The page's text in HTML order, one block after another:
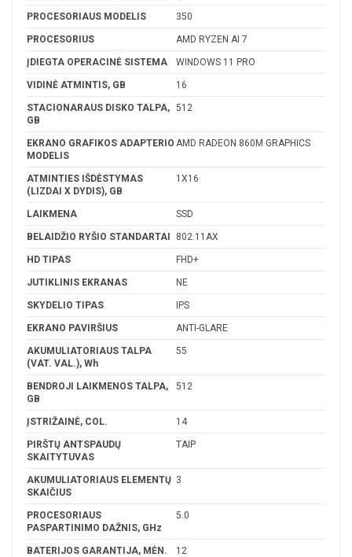
PROCESORIAUS MODELIS 350
PROCESORIUS AMD RYZEN AI 7
ĮDIEGTA OPERACINĖ SISTEMA WINDOWS 11 PRO
VIDINĖ ATMINTIS, GB 16
STACIONARAUS DISKO TALPA,
GB
512
EKRANO GRAFIKOS ADAPTERIO
MODELIS
AMD RADEON 860M GRAPHICS
ATMINTIES IŠDĖSTYMAS
(LIZDAI X DYDIS), GB
1X16
LAIKMENA SSD
BELAIDŽIO RYŠIO STANDARTAI 802.11AX
HD TIPAS FHD+
JUTIKLINIS EKRANAS NE
SKYDELIO TIPAS IPS
EKRANO PAVIRŠIUS ANTI-GLARE
AKUMULIATORIAUS TALPA
(VAT. VAL.), Wh
55
BENDROJI LAIKMENOS TALPA,
GB
512
ĮSTRIŽAINĖ, COL. 14
PIRŠTŲ ANTSPAUDŲ
SKAITYTUVAS
TAIP
AKUMULIATORIAUS ELEMENTŲ
SKAIČIUS
3
PROCESORIAUS
PASPARTINIMO DAŽNIS, GHz
5.0
BATERIJOS GARANTIJA, MĖN. 12